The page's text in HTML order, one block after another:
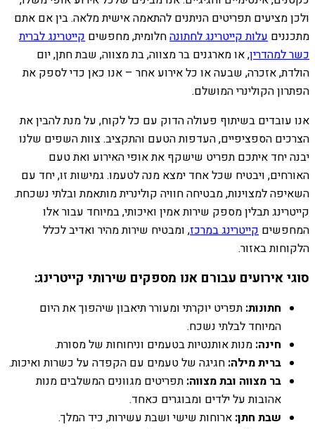
ולכן מציעים תפריטים הניתנים להתאמה אישית מלאה. בין אם אתם
מתכננים עלות קייטרינג לחתונהחלומית, מחפשים קייטרינג לברית
כשר למהדרין, או מארגנים בר מצווה, בת מצווה, שבת חתן, יום
הולדת, אזכרה, שבעה או כל אירוע אחר – אנו כאן כדי לספק את
הפתרון הקולינרי המושלם.
אנו עובדים בשיתוף פעולה הדוק עם כל לקוח, על מנת להבין את
הצרכים הספציפיים, העדפות הטעם והתקציב. צוות השפים שלנו
יבנה יחד איתכם תפריט שישקף את אופי האירוע ואת טעם
האורחים, ויבטיח שכל אחד ימצא מנה לטעמו. גמישות זו, יחד עם
השאיפה למצוינות, מבטיחה חוויה קולינרית מותאמת ובלתי נשכחת.
קייטרינג תבלין מספק שירות אמין ואיכותי, במיוחד עבור אלו
המחפשים קייטרינג במרכז, ומבטיח שירות מהיר ואדיב לכלל
הלקוחות באזור.
סוגי אירועים עבורם אנו מספקים שירותי קייטרינג:
חתונות: תפריט יוקרתי ומעורר תיאבון שיהפוך את היום
המיוחד לבלתי נשכח.
חינה: מנות אותנטיות בטעמים וניחוחות של מסורת.
ברית מילה: חגיגה של טעמים עם הקפדה על כשרות ואיכות.
בר מצווה ובת מצווה: תפריטים מגוונים המשלבים מנות
אהובות על ילדים ומבוגרים כאחד.
שבת חתן: ארוחות שישי ושבת עשירות, כיד המלך.